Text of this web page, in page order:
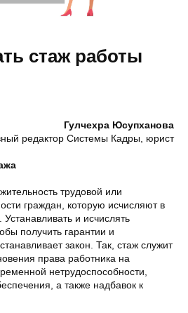
стаж работы
Гулчехра Юсупханова
редактор Системы Кадры, юрист
трудовой или
граждан, которую исчисляют в
и исчислять
получить гарантии и
закон. Так, стаж служит
права работника на
нетрудоспособности,
а также надбавок к